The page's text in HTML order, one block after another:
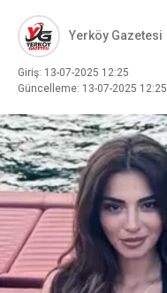
Yerköy Gazetesi
Giriş: 13-07-2025 12:25
Güncelleme: 13-07-2025 12:25